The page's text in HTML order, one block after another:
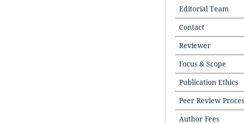
Editorial Team
Contact
Reviewer
Focus & Scope
Publication Ethics
Peer Review
Author Fees